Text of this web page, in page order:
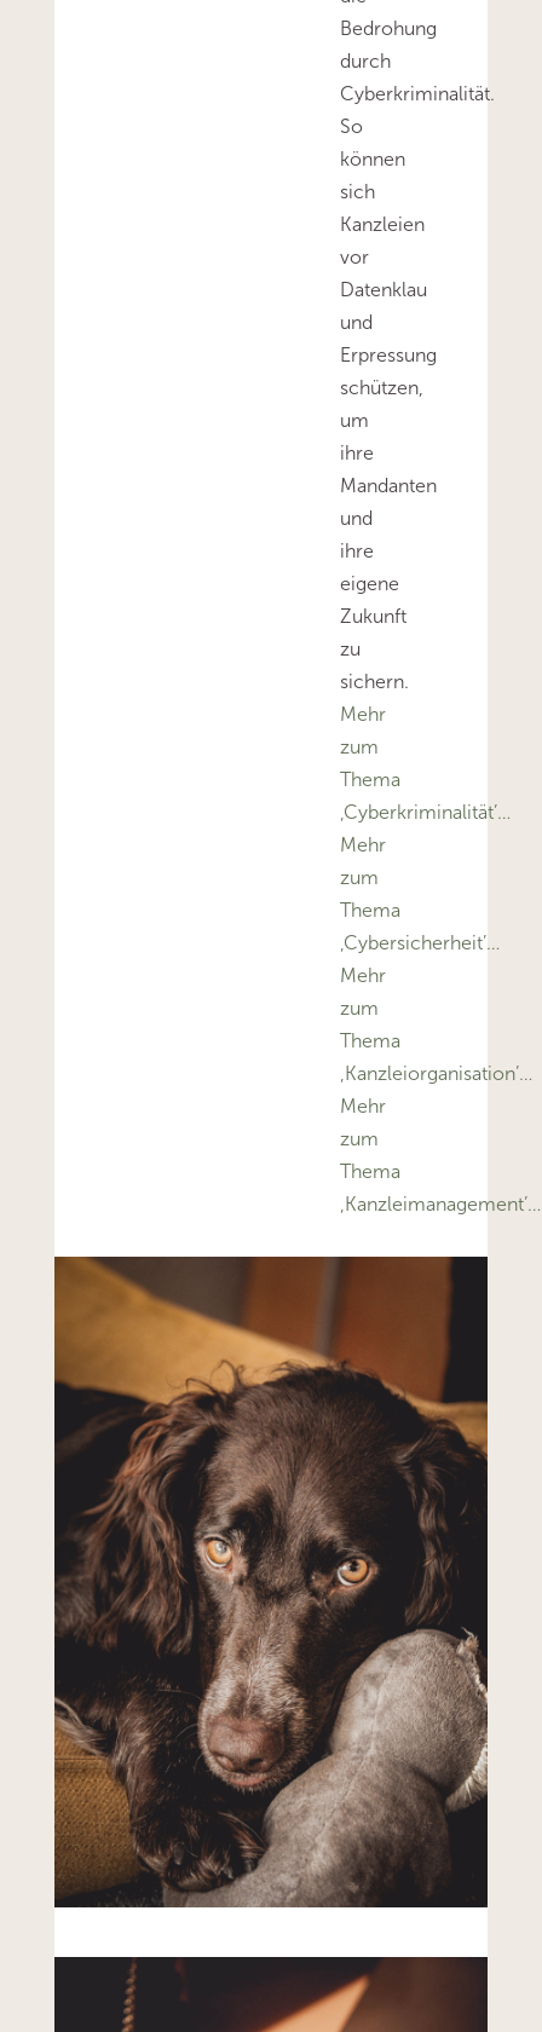
Bedrohung
durch
Cyberkriminalität.
So
können
sich
Kanzleien
vor
Datenklau
und
Erpressung
schützen,
um
ihre
Mandanten
und
ihre
eigene
Zukunft
zu
sichern.
Mehr
zum
Thema
‚Cyberkriminalität’…
Mehr
zum
Thema
‚Cybersicherheit’…
Mehr
zum
Thema
‚Kanzleiorganisation’…
Mehr
zum
Thema
‚Kanzleimanagement’…